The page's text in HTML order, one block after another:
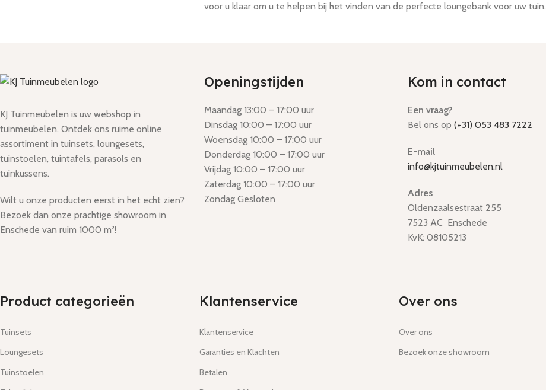
voor u klaar om u te helpen bij het vinden van de perfecte loungebank voor uw tuin.
KJ Tuinmeubelen is uw webshop in
tuinmeubelen. Ontdek ons ruime online
assortiment in tuinsets, loungesets,
tuinstoelen, tuintafels, parasols en
tuinkussens.
Wilt u onze producten eerst in het echt zien?
Bezoek dan onze prachtige showroom in
Enschede van ruim 1000 m²!
Openingstijden
Maandag 13:00 – 17:00 uur
Dinsdag 10:00 – 17:00 uur
Woensdag 10:00 – 17:00 uur
Donderdag 10:00 – 17:00 uur
Vrijdag 10:00 – 17:00 uur
Zaterdag 10:00 – 17:00 uur
Zondag Gesloten
Kom in contact
Een vraag?
Bel ons op (+31) 053 483 7222
E-mail
info@kjtuinmeubelen.nl
Adres
Oldenzaalsestraat 255
7523 AC Enschede
KvK: 08105213
Product categorieën
Tuinsets
Loungesets
Tuinstoelen
Klantenservice
Klantenservice
Garanties en Klachten
Betalen
Over ons
Over ons
Bezoek onze showroom